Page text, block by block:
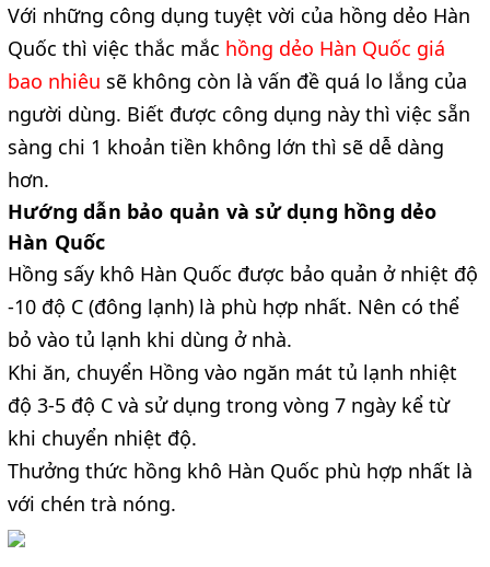
Với những công dụng tuyệt vời của hồng dẻo Hàn
Quốc thì việc thắc mắc hồng dẻo Hàn Quốc giá
bao nhiêu sẽ không còn là vấn đề quá lo lắng của
người dùng. Biết được công dụng này thì việc sẵn
sàng chi 1 khoản tiền không lớn thì sẽ dễ dàng
hơn.
Hướng dẫn bảo quản và sử dụng hồng dẻo
Hàn Quốc
Hồng sấy khô Hàn Quốc được bảo quản ở nhiệt độ
-10 độ C (đông lạnh) là phù hợp nhất. Nên có thể
bỏ vào tủ lạnh khi dùng ở nhà.
Khi ăn, chuyển Hồng vào ngăn mát tủ lạnh nhiệt
độ 3-5 độ C và sử dụng trong vòng 7 ngày kể từ
khi chuyển nhiệt độ.
Thưởng thức hồng khô Hàn Quốc phù hợp nhất là
với chén trà nóng.